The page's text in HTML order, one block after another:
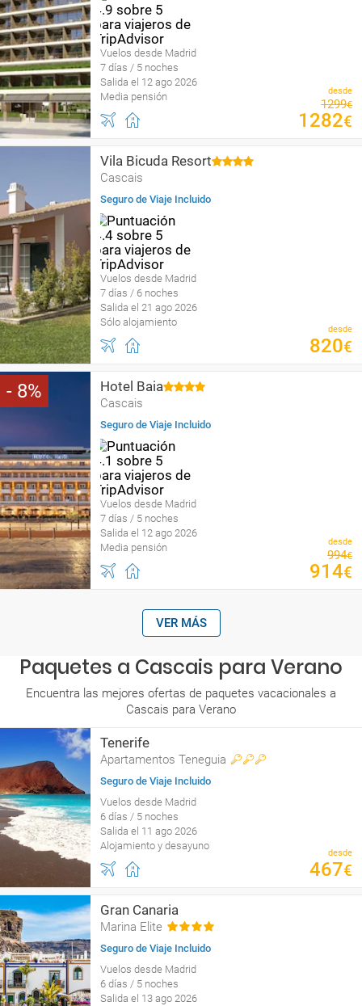
Vuelos desde Madrid
7 días / 5 noches
Salida el 12 ago 2026
Media pensión
desde
1299€
1282€
Vila Bicuda Resort
Cascais
Seguro de Viaje Incluido
Vuelos desde Madrid
7 días / 6 noches
Salida el 21 ago 2026
Sólo alojamiento
desde
820€
8 Hotel Baia
Cascais
Seguro de Viaje Incluido
Vuelos desde Madrid
7 días / 5 noches
Salida el 12 ago 2026
Media pensión
desde
994€
914€
VER MÁS
Paquetes a Cascais para Verano
Encuentra las mejores ofertas de paquetes vacacionales a
Cascais para Verano
Tenerife
Apartamentos Teneguia
Seguro de Viaje Incluido
Vuelos desde Madrid
6 días / 5 noches
Salida el 11 ago 2026
Alojamiento y desayuno
desde
467€
Gran Canaria
Marina Elite
Seguro de Viaje Incluido
Vuelos desde Madrid
6 días / 5 noches
Salida el 13 ago 2026